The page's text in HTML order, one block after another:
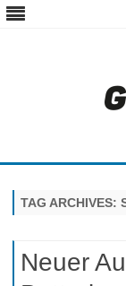
TAG ARCHIVES:
Neuer